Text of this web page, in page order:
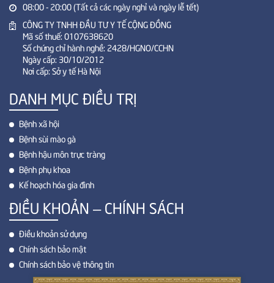
08:00 - 20:00 (Tất cả các ngày nghỉ và ngày lễ tết)
CÔNG TY TNHH ĐẦU TƯ Y TẾ CỘNG ĐỒNG
Mã số thuế: 0107638620
Số chứng chỉ hành nghề: 2428/HGNO/CCHN
Ngày cấp: 30/10/2012
Nơi cấp: Sở y tế Hà Nội
DANH MỤC ĐIỀU TRỊ
Bệnh xã hội
Bệnh sùi mào gà
Bệnh hậu môn trực tràng
Bệnh phụ khoa
Kế hoạch hóa gia đình
ĐIỀU KHOẢN – CHÍNH SÁCH
Điều khoản sử dụng
Chính sách bảo mật
Chính sách bảo vệ thông tin